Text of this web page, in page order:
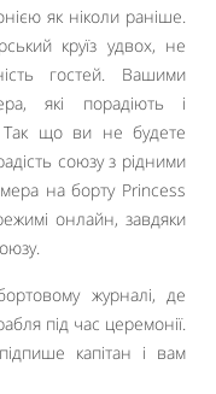
як ніколи раніше.
круїз удвох, не
гостей. Вашими
які порадіють і
Так що ви не будете
союзу з рідними
на борту Princess
онлайн, завдяки
журналі, де
під час церемонії.
капітан і вам